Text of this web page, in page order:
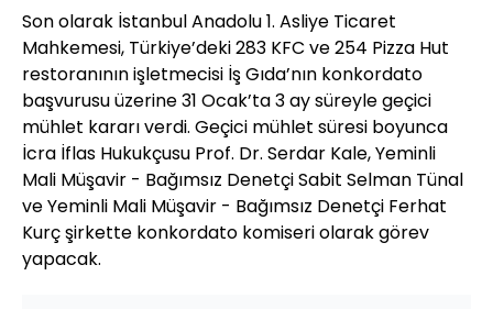
Son olarak İstanbul Anadolu 1. Asliye Ticaret
Mahkemesi, Türkiye’deki 283 KFC ve 254 Pizza Hut
restoranının işletmecisi İş Gıda’nın konkordato
başvurusu üzerine 31 Ocak’ta 3 ay süreyle geçici
mühlet kararı verdi. Geçici mühlet süresi boyunca
İcra İflas Hukukçusu Prof. Dr. Serdar Kale, Yeminli
Mali Müşavir - Bağımsız Denetçi Sabit Selman Tünal
ve Yeminli Mali Müşavir - Bağımsız Denetçi Ferhat
Kurç şirkette konkordato komiseri olarak görev
yapacak.